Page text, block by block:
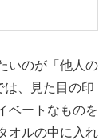
いのが「他人の
は、見た目の印
ベートなものを
オルの中に入れ